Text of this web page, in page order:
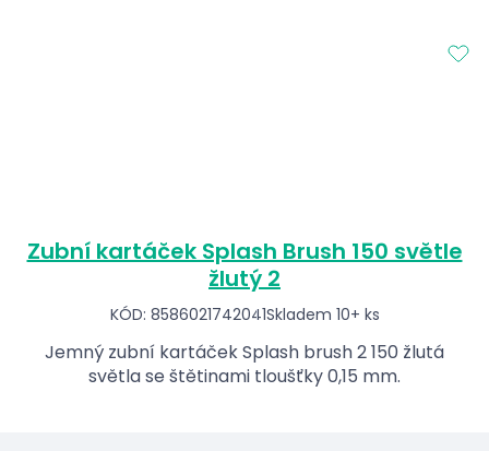
Zubní kartáček Splash Brush 150 světle
žlutý 2
KÓD: 8586021742041Skladem 10+ ks
Jemný zubní kartáček Splash brush 2 150 žlutá
světla se štětinami tloušťky 0,15 mm.